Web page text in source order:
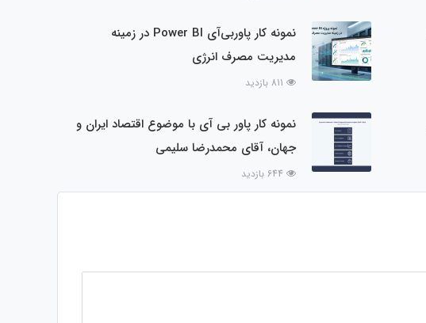
نمونه کار پاوربی‌آی Power BI در زمینه
مدیریت مصرف انرژی
نمونه کار پاور بی آی با موضوع اقتصاد ایران و
جهان، آقای محمدرضا سلیمی